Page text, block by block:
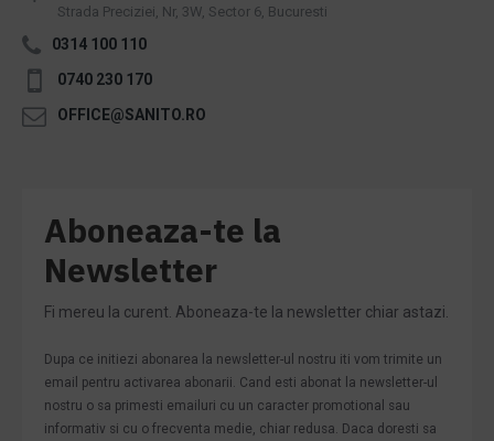
Strada Preciziei, Nr, 3W, Sector 6, Bucuresti
0314 100 110
0740 230 170
OFFICE@SANITO.RO
Aboneaza-te la
Newsletter
Fi mereu la curent. Aboneaza-te la newsletter chiar astazi.
Dupa ce initiezi abonarea la newsletter-ul nostru iti vom trimite un
email pentru activarea abonarii. Cand esti abonat la newsletter-ul
nostru o sa primesti emailuri cu un caracter promotional sau
informativ si cu o frecventa medie, chiar redusa. Daca doresti sa